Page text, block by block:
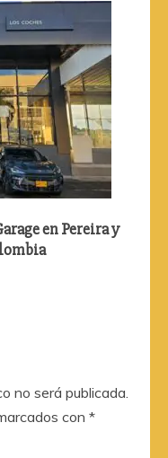
en Pereira y
no será publicada.
con *